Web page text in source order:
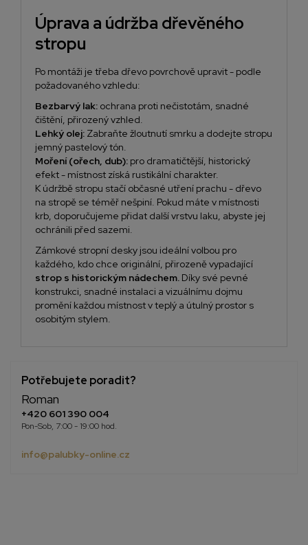
Potřebujete poradit?
Roman
+420 601 390 004
Pon-Sob, 7:00 - 19:00 hod.
info@palubky-online.cz
Úprava a údržba dřevěného
stropu
Po montáži je třeba dřevo povrchově upravit- podle
požadovaného vzhledu:
Bezbarvý lak: ochrana proti nečistotám, snadné
čištění, přirozený vzhled.
Lehký olej: Zabraňte žloutnutí smrku a dodejte stropu
jemný pastelový tón.
Moření (ořech, dub): pro dramatičtější, historický
efekt - místnost získá rustikální charakter.
K údržbě stropu stačí občasné utření prachu - dřevo
na stropě se téměř nešpiní. Pokud máte v místnosti
krb, doporučujeme přidat další vrstvu laku, abyste jej
ochránili před sazemi.
Zámkové stropní desky jsou ideální volbou pro
každého, kdo chce originální, přirozeně vypadající
strop s historickým nádechem. Díky své pevné
konstrukci, snadné instalaci a vizuálnímu dojmu
promění každou místnost v teplý a útulný prostor s
osobitým stylem.